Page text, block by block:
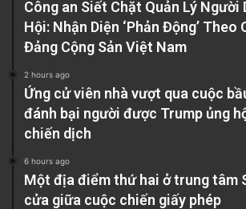
Công an Siết Chặt Quản Lý Người
Hội: Nhận Diện ‘Phản Động’ Theo
Đảng Cộng Sản Việt Nam
2 hours ago
Ứng cử viên nhà vượt qua cuộc
đánh bại người được Trump ủng
chiến dịch
6 hours ago
Một địa điểm thứ hai ở trung tâm
cửa giữa cuộc chiến giấy phép